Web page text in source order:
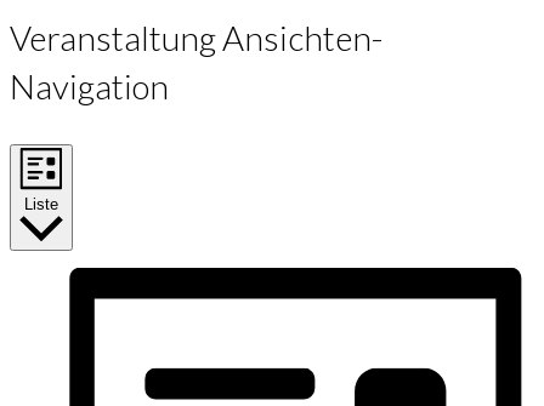
Veranstaltung Ansichten-
Navigation
Liste